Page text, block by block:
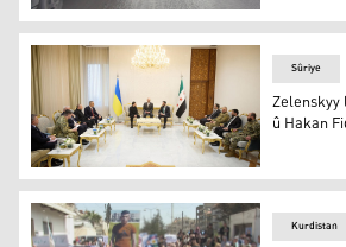
Karwanê sêyem ê vegera
Zelenskyy li Şamê bi Ehmed Şera
Sûriye
Zelenskyy
û Hakan
Kurdistan